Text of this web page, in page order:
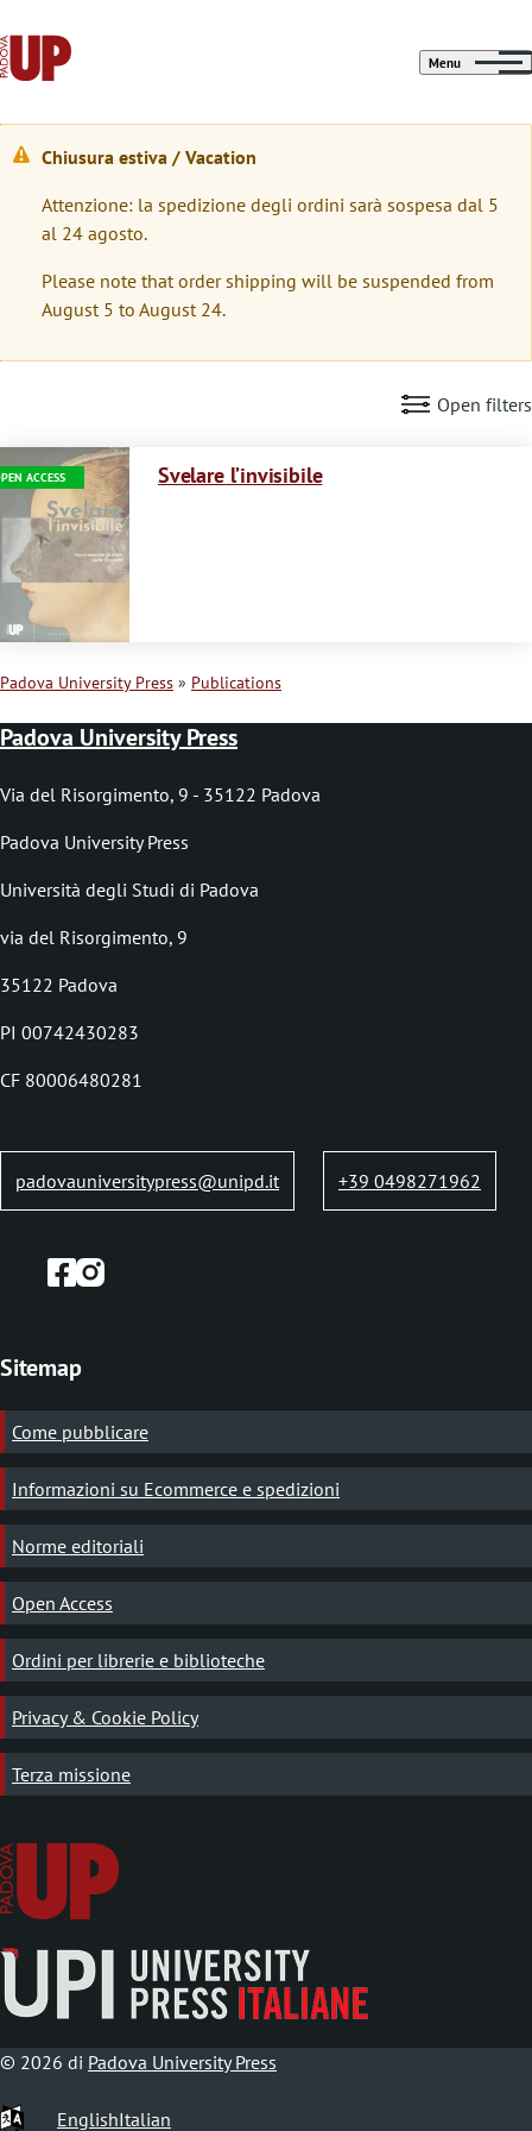
Menu
W
a
r
n
i
m
e
s
s
a
g
e
Chiusura estiva / Vacation
Attenzione: la spedizione degli ordini sarà sospesa dal 5
al 24 agosto.
Please note that order shipping will be suspended from
August 5 to August 24.
Open filters
ACCESS
Immagine Svelare l’invisibile
B
r
e
a
d
c
u
m
b
Padova University Press Publications
Padova University Press
Via del Risorgimento, 9 - 35122 Padova
Padova University Press
Università degli Studi di Padova
via del Risorgimento, 9
35122 Padova
PI 00742430283
CF 80006480281
padovauniversitypress@unipd.it +39 0498271962
Sitemap
Come pubblicare
Informazioni su Ecommerce e spedizioni
Norme editoriali
Open Access
Ordini per librerie e biblioteche
Privacy & Cookie Policy
Terza missione
© 2026 di Padova University Press
EnglishItalian